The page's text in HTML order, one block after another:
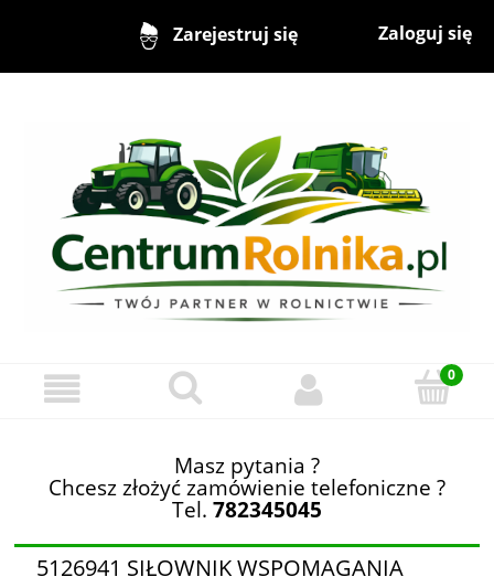
Zarejestruj się Zaloguj się
Masz pytania ?
Chcesz złożyć zamówienie telefoniczne ?
Tel. 782345045
5126941 SIŁOWNIK WSPOMAGANIA